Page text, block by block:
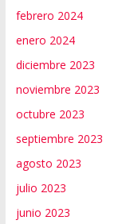
febrero 2024
enero 2024
diciembre 2023
noviembre 2023
octubre 2023
septiembre 2023
agosto 2023
julio 2023
junio 2023